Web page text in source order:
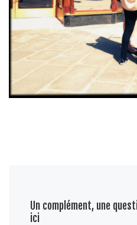
Un complément, une
ici